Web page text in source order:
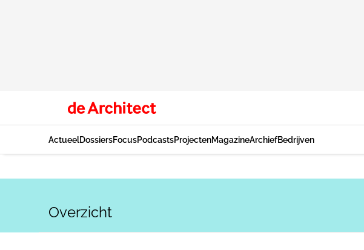
ActueelDossiersFocusPodcastsProjectenMagazineArchiefBedrijven
Overzicht